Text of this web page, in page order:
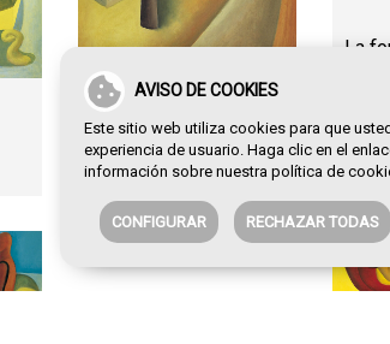
AVISO DE COOKIES
Este sitio web utiliza cookies para que
experiencia de usuario. Haga clic en el
información sobre nuestra política de
CONFIGURAR RECHAZAR TODAS
Frente a la herida
luminosa
La